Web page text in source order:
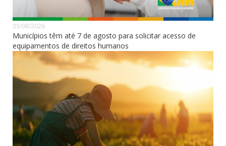
03/08/2026
Municípios têm até 7 de agosto para solicitar acesso de
equipamentos de direitos humanos